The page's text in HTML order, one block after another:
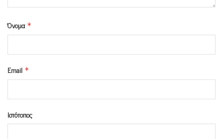
Όνομα *
Email *
Ιστότοπος